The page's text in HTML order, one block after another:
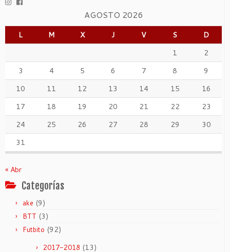
AGOSTO 2026
L M X J V S
D
1
2
3
4 5 6 7 8
9
10
11 12 13 14 15
16
17
18 19 20 21 22
23
24
25 26 27 28 29
30
31
« Abr
Categorías
ake (9)
BTT (3)
Futbito (92)
2017-2018 (13)